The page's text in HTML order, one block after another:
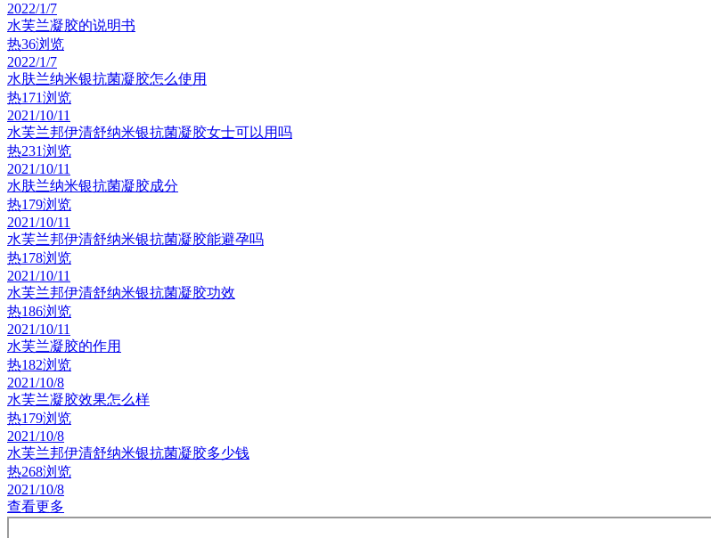
2022/1/7
水芙兰凝胶的说明书
热36浏览
2022/1/7
水肤兰纳米银抗菌凝胶怎么使用
热171浏览
2021/10/11
水芙兰邦伊清舒纳米银抗菌凝胶女士可以用吗
热231浏览
2021/10/11
水肤兰纳米银抗菌凝胶成分
热179浏览
2021/10/11
水芙兰邦伊清舒纳米银抗菌凝胶能避孕吗
热178浏览
2021/10/11
水芙兰邦伊清舒纳米银抗菌凝胶功效
热186浏览
2021/10/11
水芙兰凝胶的作用
热182浏览
2021/10/8
水芙兰凝胶效果怎么样
热179浏览
2021/10/8
水芙兰邦伊清舒纳米银抗菌凝胶多少钱
热268浏览
2021/10/8
查看更多